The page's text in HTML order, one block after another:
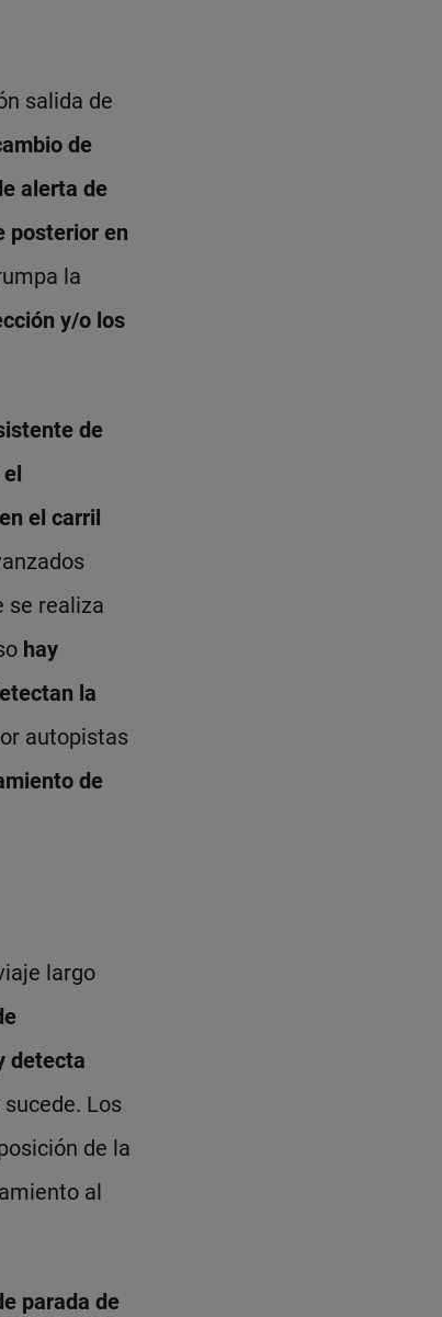
salida de
de
alerta de
posterior en
la
y/o los
de
el carril
se realiza
hay
la
autopistas
de
largo
detecta
Los
de la
al
parada de